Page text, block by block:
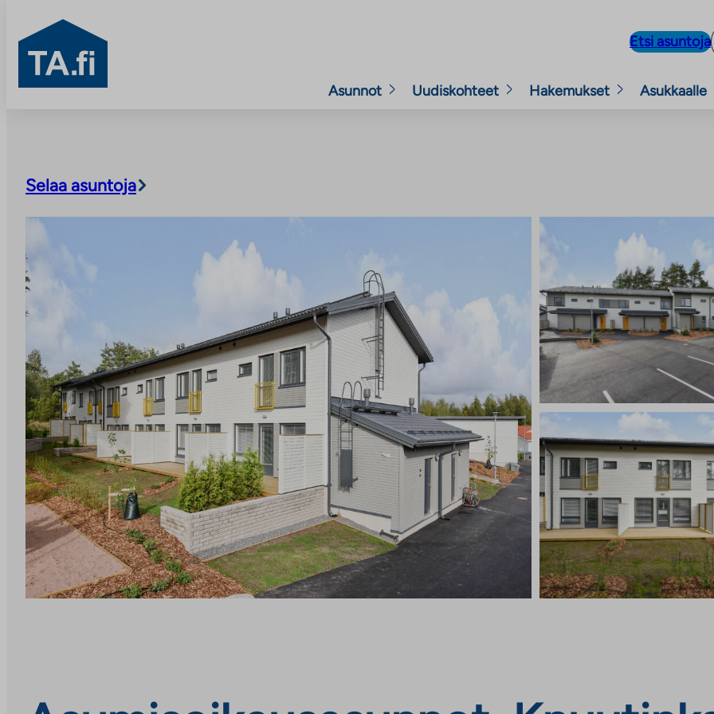
TA.fi
Etsi asuntoja
Asunnot Uudiskohteet Hakemukset Asukkaalle
Selaa asuntoja